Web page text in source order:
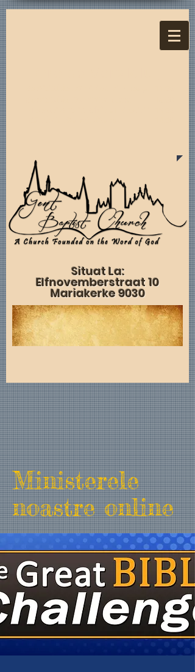
Situat La:
Elfnovemberstraat 10
Mariakerke 9030
Ministerele
noastre online